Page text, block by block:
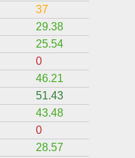
37
29.38
25.54
0
46.21
51.43
43.48
0
28.57